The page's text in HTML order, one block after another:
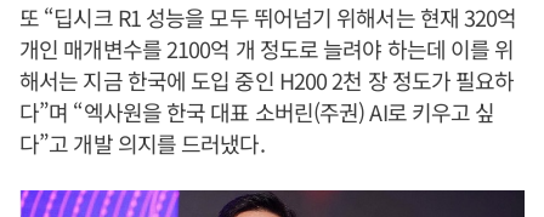
또 “딥시크 R1 성능을 모두 뛰어넘기 위해서는 현재 320억
개인 매개변수를 2100억 개 정도로 늘려야 하는데 이를 위
해서는 지금 한국에 도입 중인 H200 2천 장 정도가 필요하
다”며 “엑사원을 한국 대표 소버린(주권) AI로 키우고 싶
다”고 개발 의지를 드러냈다.